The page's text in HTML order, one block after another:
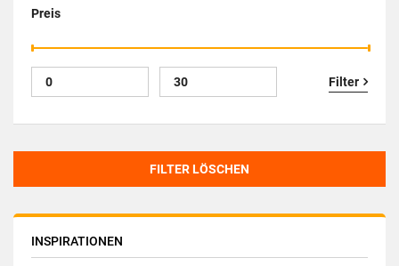
Preis
Filter
FILTER LÖSCHEN
INSPIRATIONEN